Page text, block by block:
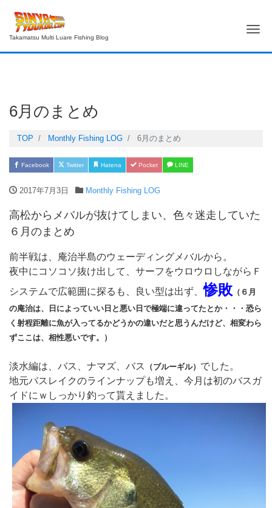
Takamatsu Multi Luare Fishing Blog
6月のまとめ
TOP Monthly Fishing LOG 6月のまとめ
Facebook Twitter Hatena Pocket LINE
2017年7月3日 Monthly Fishing LOG
高松からメバルが抜けてしまい、色々迷走していた
６月のまとめ
前半戦は、庵治半島のウェーディングメバルから。
夜中にコソコソ抜け出して、サーフをウロウロしながらＦ
システムで広範囲に探るも、良い型は出ず、惨敗 （６月
の庵治は、日によっていい日と悪い日で極端に違ってたとか・・・恐ら
く射程距離に魚が入ってるかどうかの違いだと思うんだけど、相変わら
ずここは、相性悪いです。）
淡水編は、バス、ナマズ、バス （ブルーギル） でした。
地元バスレイクのラインナップも増え、今月は初のバスガ
イドにｗしっかり釣って貰えました。